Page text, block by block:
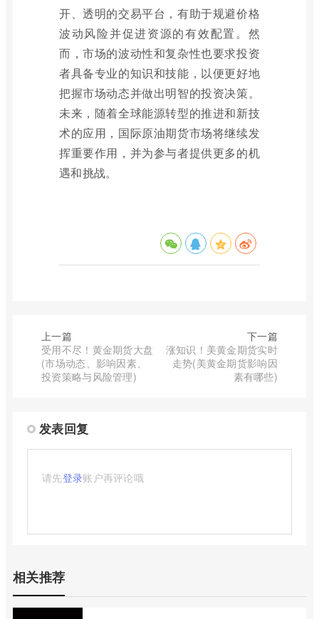
开、透明的交易平台，有助于规避价格
波动风险并促进资源的有效配置。然
而，市场的波动性和复杂性也要求投资
者具备专业的知识和技能，以便更好地
把握市场动态并做出明智的投资决策。
未来，随着全球能源转型的推进和新技
术的应用，国际原油期货市场将继续发
挥重要作用，并为参与者提供更多的机
遇和挑战。
上一篇
受用不尽！黄金期货大盘
(市场动态、影响因素、
投资策略与风险管理)
下一篇
涨知识！美黄金期货实时
走势(美黄金期货影响因
素有哪些)
发表回复
请先登录账户再评论哦
相关推荐